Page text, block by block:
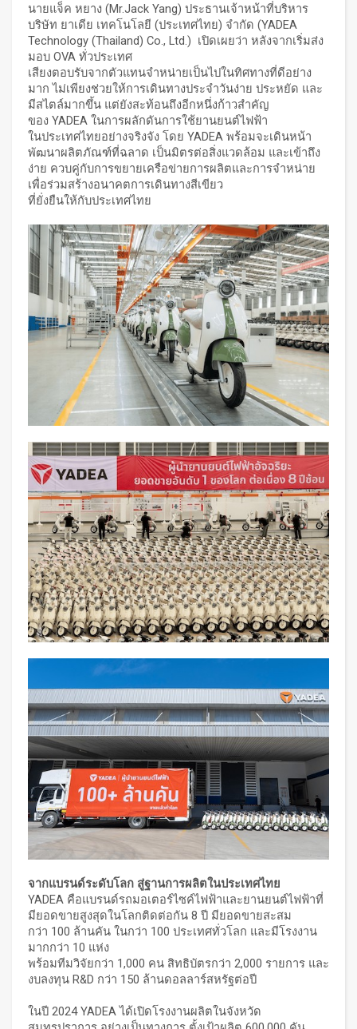
นายแจ็ค หยาง (Mr.Jack Yang) ประธานเจ้าหน้าที่บริหาร
บริษัท ยาเดีย เทคโนโลยี (ประเทศไทย) จำกัด (YADEA
Technology (Thailand) Co., Ltd.) เปิดเผยว่า หลังจากเริ่มส่ง
มอบ OVA ทั่วประเทศ
เสียงตอบรับจากตัวแทนจำหน่ายเป็นไปในทิศทางที่ดีอย่าง
มาก ไม่เพียงช่วยให้การเดินทางประจำวันง่าย ประหยัด และ
มีสไตล์มากขึ้น แต่ยังสะท้อนถึงอีกหนึ่งก้าวสำคัญ
ของ YADEA ในการผลักดันการใช้ยานยนต์ไฟฟ้า
ในประเทศไทยอย่างจริงจัง โดย YADEA พร้อมจะเดินหน้า
พัฒนาผลิตภัณฑ์ที่ฉลาด เป็นมิตรต่อสิ่งแวดล้อม และเข้าถึง
ง่าย ควบคู่กับการขยายเครือข่ายการผลิตและการจำหน่าย
เพื่อร่วมสร้างอนาคตการเดินทางสีเขียว
ที่ยั่งยืนให้กับประเทศไทย
จากแบรนด์ระดับโลก สู่ฐานการผลิตในประเทศไทย
YADEA คือแบรนด์รถมอเตอร์ไซค์ไฟฟ้าและยานยนต์ไฟฟ้าที่
มียอดขายสูงสุดในโลกติดต่อกัน 8 ปี มียอดขายสะสม
กว่า 100 ล้านคัน ในกว่า 100 ประเทศทั่วโลก และมีโรงงาน
มากกว่า 10 แห่ง
พร้อมทีมวิจัยกว่า 1,000 คน สิทธิบัตรกว่า 2,000 รายการ และ
งบลงทุน R&D กว่า 150 ล้านดอลลาร์สหรัฐต่อปี
ในปี 2024 YADEA ได้เปิดโรงงานผลิตในจังหวัด